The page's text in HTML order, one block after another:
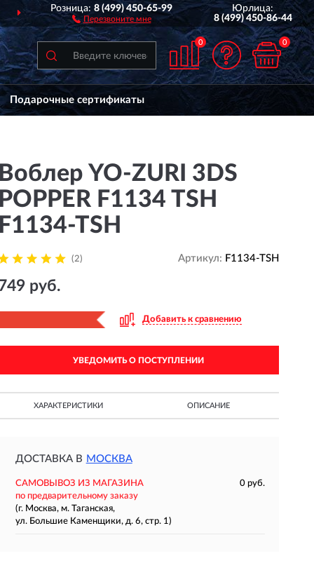
РОССИИ ДО 2 ЛЕТ
Розница:8 (499) 450-65-99
Перезвоните мне
Юрлица:
8 (499) 450-86-44
0 0
Подарочные сертификаты
Воблер YO-ZURI 3DS
POPPER F1134 TSH
F1134-TSH
(2) Артикул: F1134-TSH
руб.
Добавить к сравнению
УВЕДОМИТЬ О ПОСТУПЛЕНИИ
ХАРАКТЕРИСТИКИ ОПИСАНИЕ
ДОСТАВКА В МОСКВА
САМОВЫВОЗ ИЗ МАГАЗИНА
0 руб.
по предварительному заказу
(г. Москва, м. Таганская,
ул. Большие Каменщики, д. 6, стр. 1)